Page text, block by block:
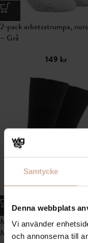
Samtycke
Denna webbplats
Vi använder
och annonserna till
2-pack arbetsstrumpa,
– Grå
149 kr
Merinoullstrumpa av
Mixad